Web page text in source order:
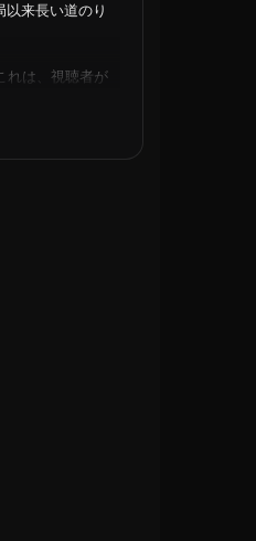
来長い道のり
れは、視聴者が
ことを意味しま
ムに簡単にアク